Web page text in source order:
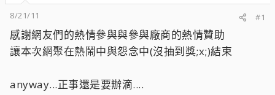
8/21/11
#1
感謝網友們的熱情參與與參與廠商的熱情贊助
讓本次網聚在熱鬧中與怨念中(沒抽到獎;x;)結束
anyway...正事還是要辦滴....